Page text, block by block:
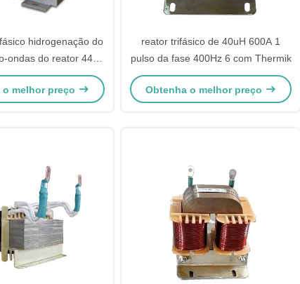
hidrogenação do
ondas do reator 440V
400KW
o melhor preço
reator trifásico de 40uH 600A 1
pulso da fase 400Hz 6 com Thermik
Obtenha o melhor preço